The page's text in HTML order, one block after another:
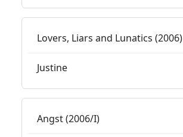
Lovers, Liars and Lunatics (2006)
Justine
Angst (2006/I)